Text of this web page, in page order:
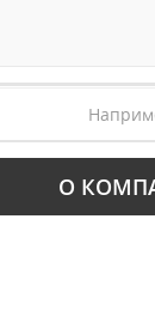
О